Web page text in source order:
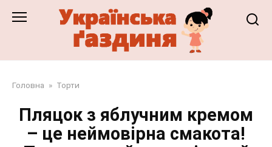
Головна » Торти
Пляцок з яблучним кремом
– це неймовірна смакота!